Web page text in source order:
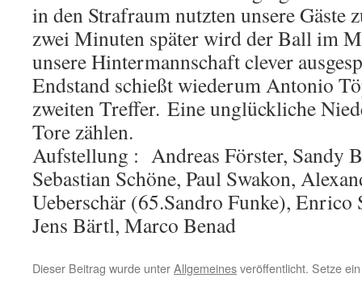
in den Strafraum nutzten unsere Gäste
zwei Minuten später wird der Ball im
unsere Hintermannschaft clever
Endstand schießt wiederum Antonio
zweiten Treffer. Eine unglückliche
Tore zählen.
Aufstellung : Andreas Förster, Sandy
Sebastian Schöne, Paul Swakon,
Ueberschär (65.Sandro Funke), Enrico
Jens Bärtl, Marco Benad
Dieser Beitrag wurde unterAllgemeinesveröffentlicht. Setze